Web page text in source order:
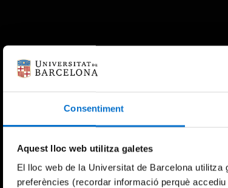
Consentiment
Aquest lloc web utilitza galetes
El lloc web de la Universitat de Barcelona
preferències (recordar informació perquè
An error